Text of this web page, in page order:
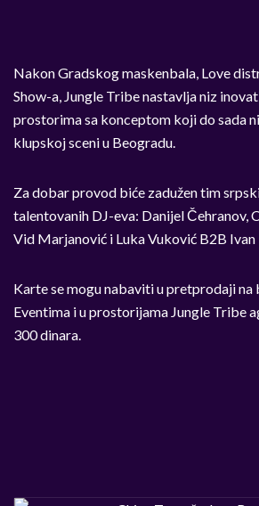
Nakon Gradskog maskenbala, Love
Show-a, Jungle Tribe nastavlja niz
prostorima sa konceptom koji do sada
klupskoj sceni u Beogradu.
Za dobar provod biće zadužen tim
talentovanih DJ-eva: Danijel Čehranov,
Vid Marjanović i Luka Vuković B2B Ivan
Karte se mogu nabaviti u pretprodaji na
Eventima i u prostorijama Jungle Tribe
300 dinara.